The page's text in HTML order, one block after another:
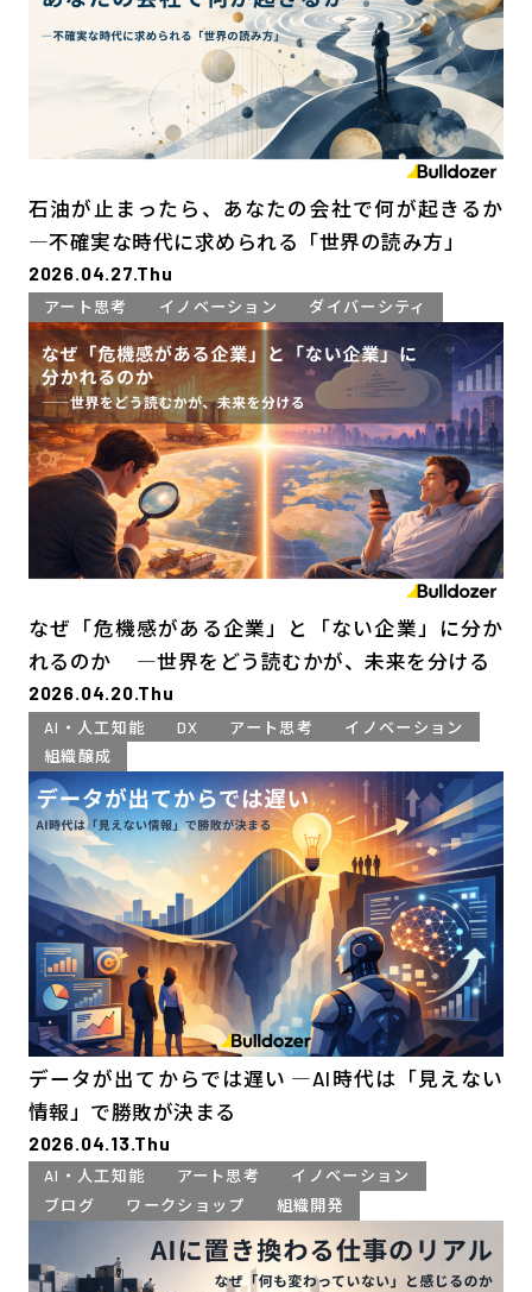
石油が止まったら、あなたの会社で何が起きるか
―不確実な時代に求められる「世界の読み方」
2026.04.27.Thu
アート思考 イノベーション ダイバーシティ
なぜ「危機感がある企業」と「ない企業」に分か
れるのか ―世界をどう読むかが、未来を分ける
2026.04.20.Thu
AI・人工知能 DX アート思考
イノベーション
組織醸成
データが出てからでは遅い ―AI時代は「見えない
情報」で勝敗が決まる
2026.04.13.Thu
AI・人工知能 アート思考
イノベーション
ブログ
ワークショップ 組織開発